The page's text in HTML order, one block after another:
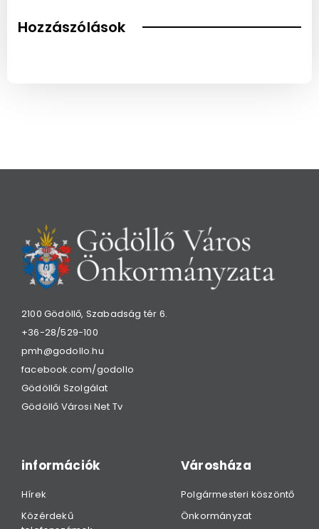
Hozzászólások
2100 Gödöllő, Szabadság tér 6.
+36-28/529-100
pmh@godollo.hu
facebook.com/godollo
Gödöllői Szolgálat
Gödöllő Városi Net Tv
információk
Hírek
Közérdekű
Városháza
Polgármesteri köszöntő
Önkormányzat